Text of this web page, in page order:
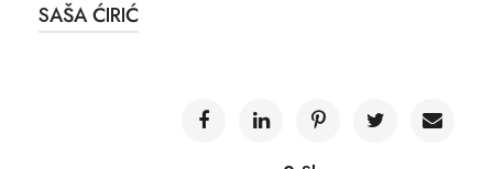
SAŠA ĆIRIĆ